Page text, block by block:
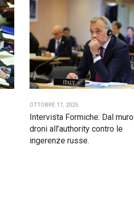
OTTOBRE 17, 2025
Intervista Formiche: Dal
droni all’authority contro le
ingerenze russe.